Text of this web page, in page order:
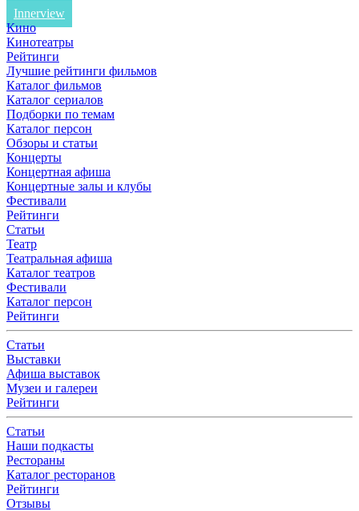
Innerview
Кино
Кинотеатры
Рейтинги
Лучшие рейтинги фильмов
Каталог фильмов
Каталог сериалов
Подборки по темам
Каталог персон
Обзоры и статьи
Концерты
Концертная афиша
Концертные залы и клубы
Фестивали
Рейтинги
Статьи
Театр
Театральная афиша
Каталог театров
Фестивали
Каталог персон
Рейтинги
Статьи
Выставки
Афиша выставок
Музеи и галереи
Рейтинги
Статьи
Наши подкасты
Рестораны
Каталог ресторанов
Рейтинги
Отзывы